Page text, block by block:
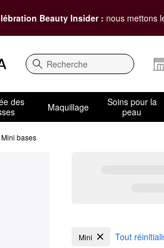
Beauty Insider : nous mettons
Recherche
des
Maquillage
Soins pour la
peau
Mini bases
Mini bases
Mini
Tout